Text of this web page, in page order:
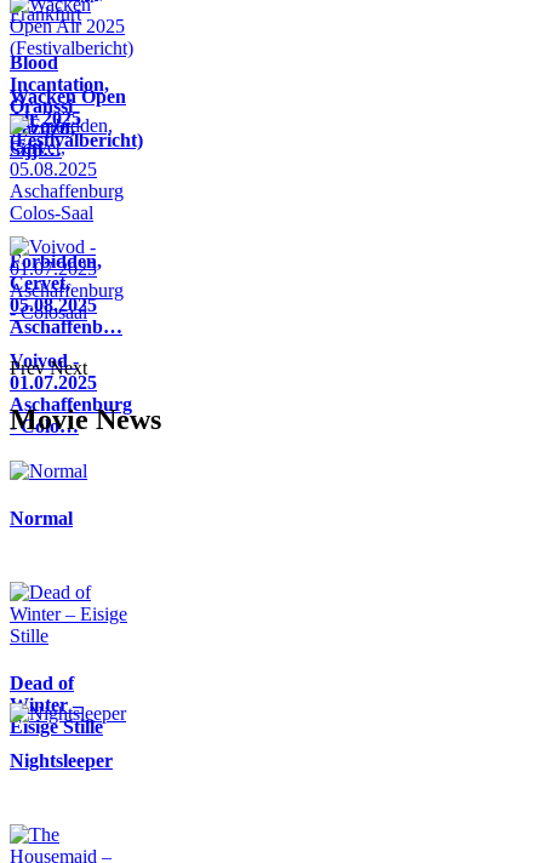
Blood
Incantation,
Oranssi
Pazuzu,
Sijji…
Wacken Open
Air 2025
(Festivalbericht)
Forbidden,
Cervet,
05.08.2025
Aschaffenb…
Voivod -
01.07.2025
Aschaffenburg
- Colo…
Prev Next
Movie News
Normal
Dead of
Winter –
Eisige Stille
Nightsleeper